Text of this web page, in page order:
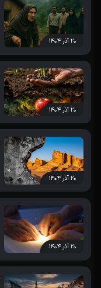
۲۰ آذر ۱۴۰۴
۲۰ آذر ۱۴۰۴
۲۰ آذر ۱۴۰۴
۲۰ آذر ۱۴۰۴